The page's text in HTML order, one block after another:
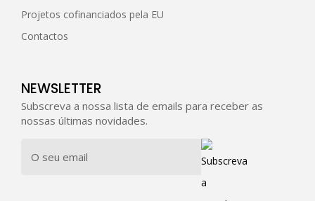
Projetos cofinanciados pela EU
Contactos
NEWSLETTER
Subscreva a nossa lista de emails para receber as
nossas últimas novidades.